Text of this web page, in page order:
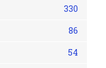
330
86
54